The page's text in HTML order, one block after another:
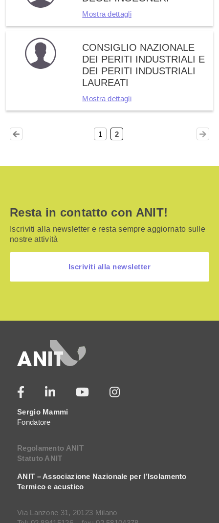
Mostra dettagli
CONSIGLIO NAZIONALE
DEI PERITI INDUSTRIALI E
DEI PERITI INDUSTRIALI
LAUREATI
Mostra dettagli
1 2
Resta in contatto con ANIT!
Iscriviti alla newsletter e resta sempre aggiornato sulle
nostre attività
Iscriviti alla newsletter
Sergio Mammi
Fondatore
Regolamento ANIT
Statuto ANIT
ANIT – Associazione Nazionale per l’Isolamento
Termico e acustico
Via Lanzone 31, 20123 Milano